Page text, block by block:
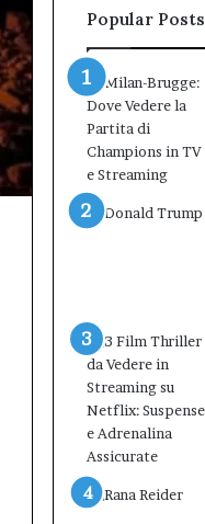
Popular Posts